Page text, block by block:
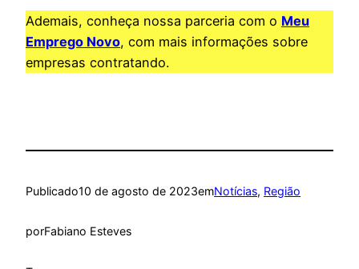
Ademais, conheça nossa parceria com o Meu
Emprego Novo, com mais informações sobre
empresas contratando.
Publicado10 de agosto de 2023emNotícias, Região
porFabiano Esteves